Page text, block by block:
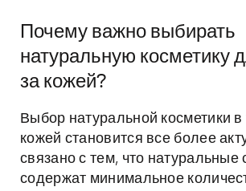
Почему важно выбирать
натуральную косметику
за кожей?
Выбор натуральной косметики в
кожей становится все более
связано с тем, что натуральные
содержат минимальное